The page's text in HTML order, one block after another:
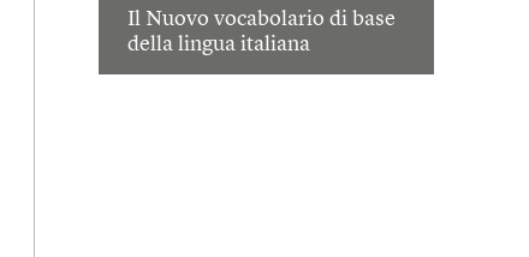
Il Nuovo vocabolario di base
della lingua italiana